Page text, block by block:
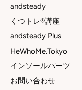
andsteady
くつトレ®講座
andsteady Plus
HeWhoMe.Tokyo
インソールパーツ
お問い合わせ